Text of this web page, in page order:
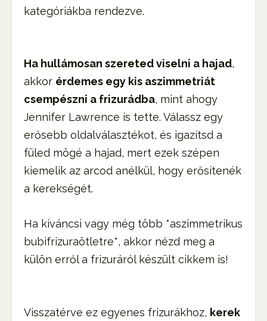
kategóriákba rendezve.
Ha hullámosan szereted viselni a hajad,
akkor érdemes egy kis aszimmetriát
csempészni a frizurádba, mint ahogy
Jennifer Lawrence is tette. Válassz egy
erősebb oldalválasztékot, és igazítsd a
füled mögé a hajad, mert ezek szépen
kiemelik az arcod anélkül, hogy erősítenék
a kerekségét.
Ha kiváncsi vagy még több *aszimmetrikus
bubifrizuraötletre*, akkor nézd meg a
külön erről a frizuráról készült cikkem is!
Visszatérve ez egyenes frizurákhoz, kerek